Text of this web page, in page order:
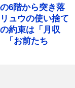
6階から突き落
ュウの使い捨て
約束は「月収
「お前たち